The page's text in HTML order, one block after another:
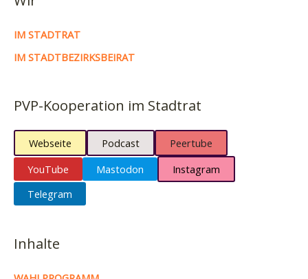
IM STADTRAT
IM STADTBEZIRKSBEIRAT
PVP-Kooperation im Stadtrat
Webseite Podcast
Peertube
YouTube
Mastodon
Instagram
Telegram
Inhalte